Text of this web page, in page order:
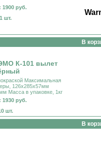
1900 руб.
шт.
В
К-101 вылет
Максимальная
126х285х57мм
Масса в упаковке, 1кг
1930 руб.
шт.
В